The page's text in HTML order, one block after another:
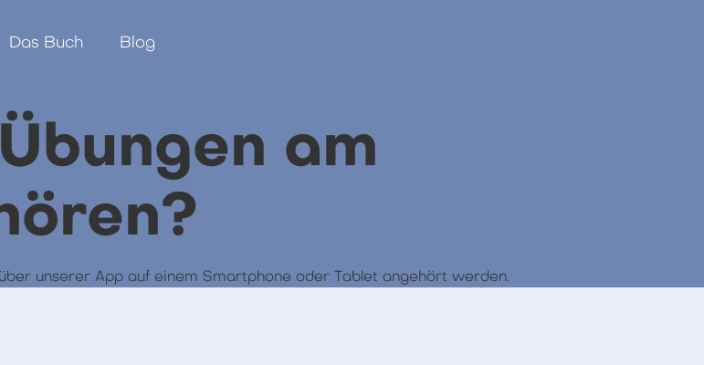
Das Buch Blog
am
unserer App auf einem Smartphone oder Tablet angehört werden.